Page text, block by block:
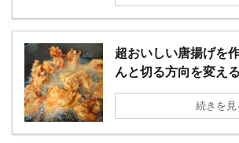
超おいしい唐揚げを
んと切る方向を変え
続きを見